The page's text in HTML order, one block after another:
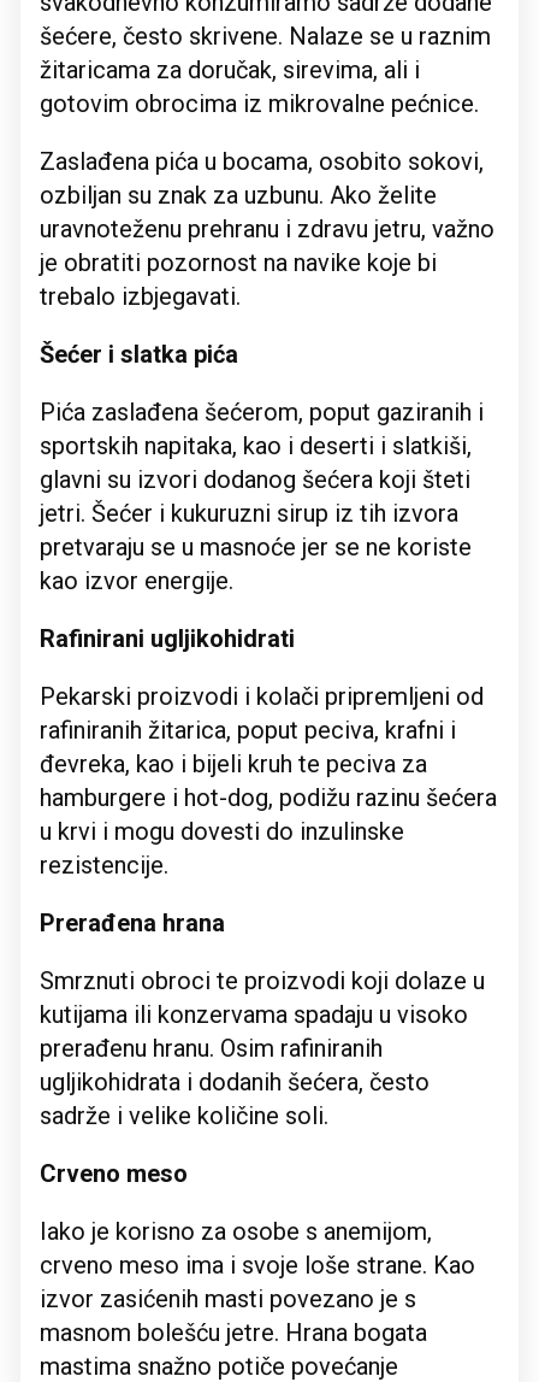
šećere, često skrivene. Nalaze se u raznim
žitaricama za doručak, sirevima, ali i
gotovim obrocima iz mikrovalne pećnice.
Zaslađena pića u bocama, osobito sokovi,
ozbiljan su znak za uzbunu. Ako želite
uravnoteženu prehranu i zdravu jetru, važno
je obratiti pozornost na navike koje bi
trebalo izbjegavati.
Šećer i slatka pića
Pića zaslađena šećerom, poput gaziranih i
sportskih napitaka, kao i deserti i slatkiši,
glavni su izvori dodanog šećera koji šteti
jetri. Šećer i kukuruzni sirup iz tih izvora
pretvaraju se u masnoće jer se ne koriste
kao izvor energije.
Rafinirani ugljikohidrati
Pekarski proizvodi i kolači pripremljeni od
rafiniranih žitarica, poput peciva, krafni i
đevreka, kao i bijeli kruh te peciva za
hamburgere i hot-dog, podižu razinu šećera
u krvi i mogu dovesti do inzulinske
rezistencije.
Prerađena hrana
Smrznuti obroci te proizvodi koji dolaze u
kutijama ili konzervama spadaju u visoko
prerađenu hranu. Osim rafiniranih
ugljikohidrata i dodanih šećera, često
sadrže i velike količine soli.
Crveno meso
Iako je korisno za osobe s anemijom,
crveno meso ima i svoje loše strane. Kao
izvor zasićenih masti povezano je s
masnom bolešću jetre. Hrana bogata
mastima snažno potiče povećanje